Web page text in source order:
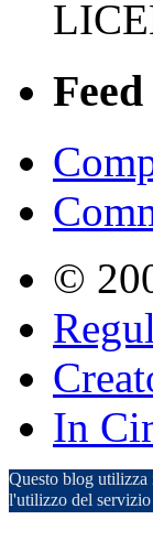
Feed
©
In
Questo blog utilizza
l'utilizzo del servizio